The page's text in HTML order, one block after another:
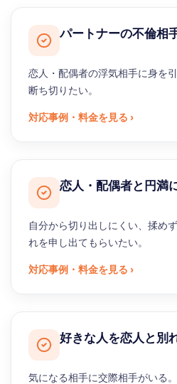
パートナーの不倫相
恋人・配偶者の浮気相手に身を
断ち切りたい。
対応事例・料金を見る ›
恋人・配偶者と円満
自分から切り出しにくい、揉め
れを申し出てもらいたい。
対応事例・料金を見る ›
好きな人を恋人と別
気になる相手に交際相手がいる